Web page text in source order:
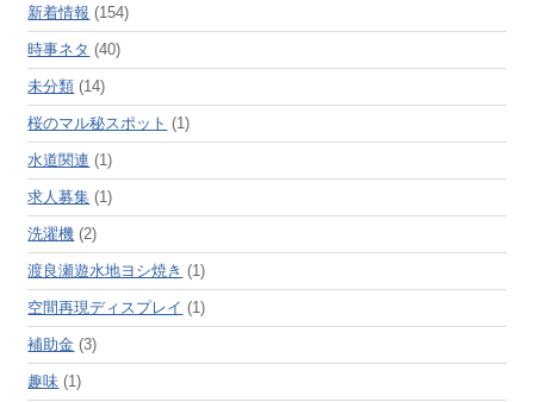
新着情報 (154)
時事ネタ (40)
未分類 (14)
桜のマル秘スポット (1)
水道関連 (1)
求人募集 (1)
洗濯機 (2)
渡良瀬遊水地ヨシ焼き (1)
空間再現ディスプレイ (1)
補助金 (3)
趣味 (1)